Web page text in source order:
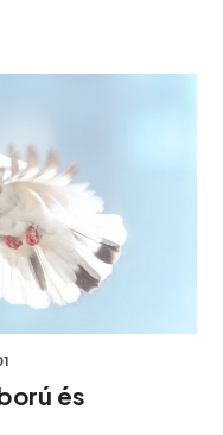
és